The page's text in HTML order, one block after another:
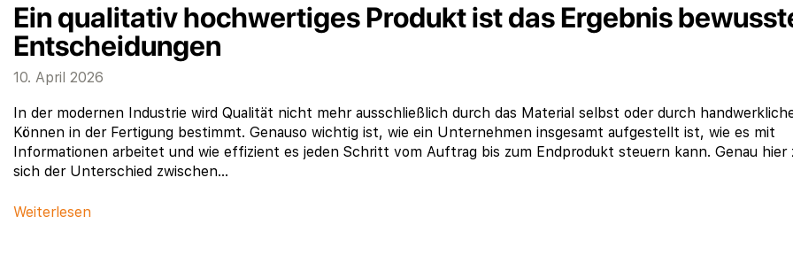
Ein qualitativ hochwertiges Produkt ist das Ergebnis
Entscheidungen
10. April 2026
In der modernen Industrie wird Qualität nicht mehr ausschließlich durch das Material selbst oder durch
Können in der Fertigung bestimmt. Genauso wichtig ist, wie ein Unternehmen insgesamt aufgestellt ist, wie es mit
Informationen arbeitet und wie effizient es jeden Schritt vom Auftrag bis zum Endprodukt steuern kann. Genau hier
sich der Unterschied zwischen…
Weiterlesen